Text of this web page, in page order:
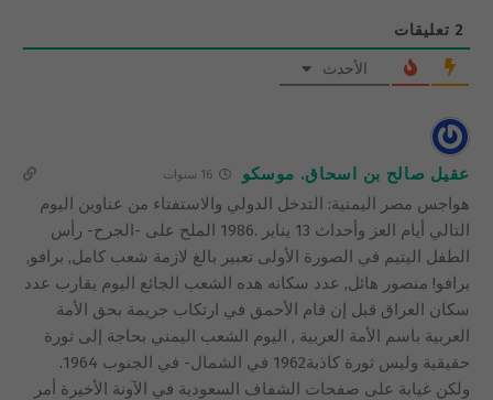
2 تعليقات
الأحدث
عقيل صالح بن اسحاق. موسكو 16 سنوات
هواجس مصر اليمنية: التدخل الدولي والاستفتاء من عناوين اليوم
التالي أيام العز وأحداث 13 يناير .1986 الملح على -الجرح- رأس
الطفل اليتيم في الصورة الأولى تعبير بالغ لازمة شعب كامل, برافو,
برافو! منصور هائل, عدد سكانه هده الشعب الجائع اليوم يقارب عدد
سكان العراق قبل إن قام الأحمق في ارتكاب جريمة بحق الأمة
العربية باسم الأمة العربية , اليوم الشعب اليمني بحاجة إلى ثورة
حقيقية وليس ثورة كاذبة1962 في الشمال- في الجنوب 1964.
ولكن غيابة على صفحات الشفاف السعودية في الآونة الأخيرة أمر